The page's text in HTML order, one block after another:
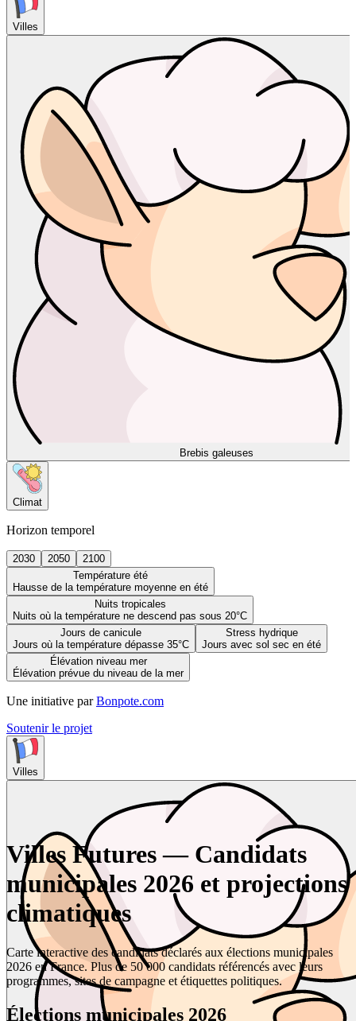
Villes
Brebis galeuses
Climat
Horizon temporel
2030 2050
2100
Température été
Hausse de la température moyenne en été
Nuits tropicales
Nuits où la température ne descend pas sous 20°C
Jours de canicule
Jours où la température dépasse 35°C
Stress hydrique
Jours avec sol sec en été
Élévation niveau mer
Élévation prévue du niveau de la mer
Une initiative par Bonpote.com
Soutenir le projet
Villes
Villes Futures — Candidats
municipales 2026 et projections
climatiques
Carte interactive des candidats déclarés aux élections municipales
2026 en France. Plus de 50 000 candidats référencés avec leurs
programmes, sites de campagne et étiquettes politiques.
Élections municipales 2026